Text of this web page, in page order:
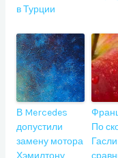
в Турции
В Mercedes
допустили
замену мотора
Хэмилтону
По